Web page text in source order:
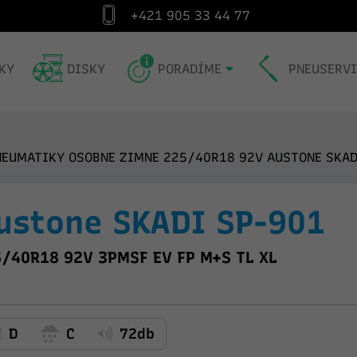
Špecialista na pneumatiky od roku 1991
+421 905 33 44 77
DISKY PORADÍME
OSOBNE ZIMNE 225/40R18 92V AUSTONE
SKADI SP-901
40R18 92V 3PMSF EV FP M+S TL XL
D C 72db